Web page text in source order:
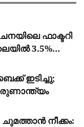
ഫാക്ടറി
3.5%
ഇടിച്ചു;
നീക്കം: